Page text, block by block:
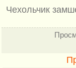
Чехольчик